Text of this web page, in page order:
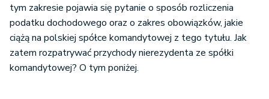
tym zakresie pojawia się pytanie o sposób rozliczenia
podatku dochodowego oraz o zakres obowiązków, jakie
ciążą na polskiej spółce komandytowej z tego tytułu. Jak
zatem rozpatrywać przychody nierezydenta ze spółki
komandytowej? O tym poniżej.